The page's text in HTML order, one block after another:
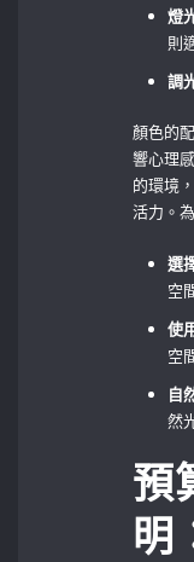
燈
則
調
顏色的
響心理
的環境
活力。
選
空
使
空
自
然
預
明